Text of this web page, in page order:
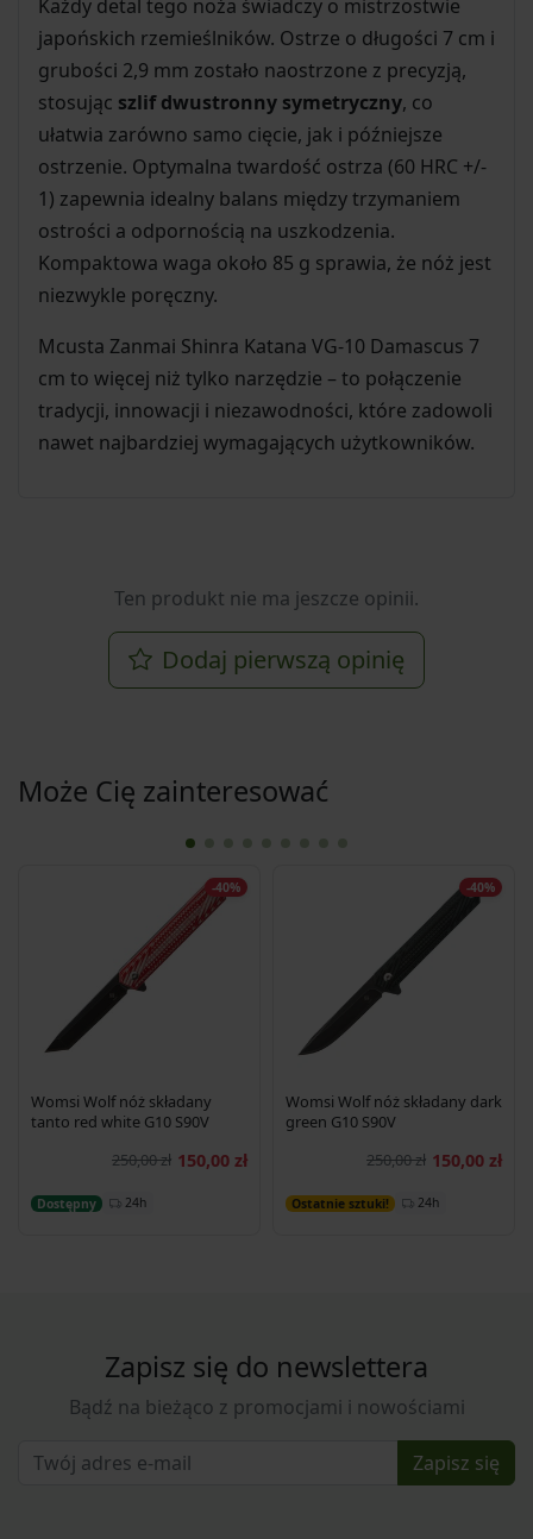
Każdy detal tego noża świadczy o mistrzostwie
japońskich rzemieślników. Ostrze o długości 7 cm i
grubości 2,9 mm zostało naostrzone z precyzją,
stosując szlif dwustronny symetryczny, co
ułatwia zarówno samo cięcie, jak i późniejsze
ostrzenie. Optymalna twardość ostrza (60 HRC +/-
1) zapewnia idealny balans między trzymaniem
ostrości a odpornością na uszkodzenia.
Kompaktowa waga około 85 g sprawia, że nóż jest
niezwykle poręczny.
Mcusta Zanmai Shinra Katana VG-10 Damascus 7
cm to więcej niż tylko narzędzie – to połączenie
tradycji, innowacji i niezawodności, które zadowoli
nawet najbardziej wymagających użytkowników.
Ten produkt nie ma jeszcze opinii.
Dodaj pierwszą opinię
Może Cię zainteresować
-40%
Womsi Wolf nóż składany
tanto red white G10 S90V
250,00 zł 150,00 zł
Dostępny 24h
Dodaj do koszyka
-40%
Womsi Wolf nóż składany dark
green G10 S90V
250,00 zł 150,00 zł
Ostatnie sztuki! 24h
Dodaj do koszyka
Zapisz się do newslettera
Bądź na bieżąco z promocjami i nowościami
Zapisz się